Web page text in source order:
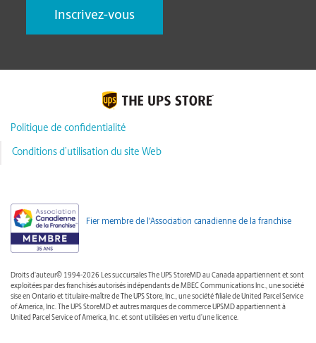
Politique de confidentialité
Conditions d’utilisation du site Web
Fier membre de l'Association canadienne de la franchise
Droits d'auteur© 1994-2026 Les succursales The UPS StoreMD au Canada appartiennent et sont
exploitées par des franchisés autorisés indépendants de MBEC Communications Inc., une société
sise en Ontario et titulaire-maître de The UPS Store, Inc., une société filiale de United Parcel Service
of America, Inc. The UPS StoreMD et autres marques de commerce UPSMD appartiennent à
United Parcel Service of America, Inc. et sont utilisées en vertu d’une licence.